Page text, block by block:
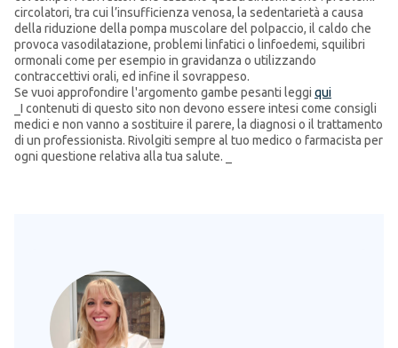
circolatori, tra cui l’insufficienza venosa, la sedentarietà a causa
della riduzione della pompa muscolare del polpaccio, il caldo che
provoca vasodilatazione, problemi linfatici o linfoedemi, squilibri
ormonali come per esempio in gravidanza o utilizzando
contraccettivi orali, ed infine il sovrappeso.
Se vuoi approfondire l'argomento gambe pesanti leggi qui
_I contenuti di questo sito non devono essere intesi come consigli
medici e non vanno a sostituire il parere, la diagnosi o il trattamento
di un professionista. Rivolgiti sempre al tuo medico o farmacista per
ogni questione relativa alla tua salute. _